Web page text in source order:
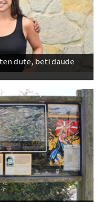
dute, beti daude